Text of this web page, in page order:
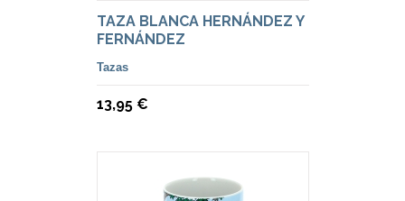
TAZA BLANCA HERNÁNDEZ Y
FERNÁNDEZ
Tazas
13,95 €